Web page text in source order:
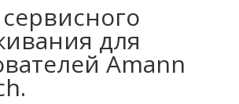
для
Amann